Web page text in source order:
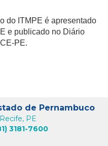
do ITMPE é apresentado
e publicado no Diário
PE.
de Pernambuco
PE
3181-7600